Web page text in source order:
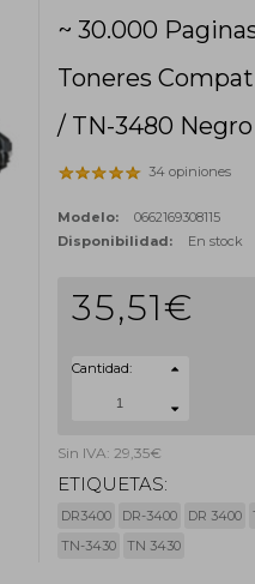
~ 30.000
Toneres
/ TN-3480
34 opiniones
Modelo:
0662169308115
Disponibilidad:
En stock
35,51€
Cantidad:
Sin IVA: 29,35€
ETIQUETAS:
DR3400 DR-3400 DR 3400
TN-3430
TN 3430